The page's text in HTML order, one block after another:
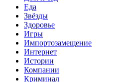
Еда
Звёзды
Здоровье
Игры
Импортозамещение
Интернет
Истории
Компании
Криминал